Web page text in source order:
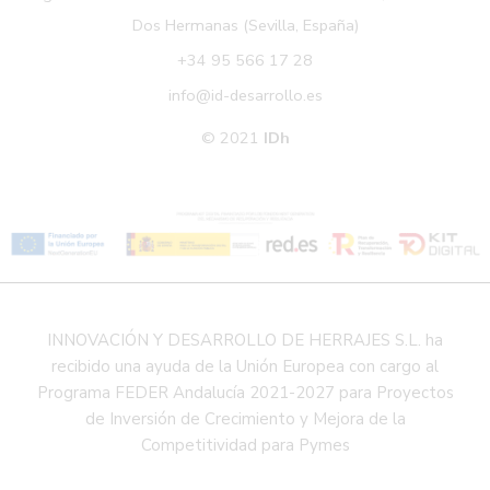
Dos Hermanas (Sevilla, España)
+34 95 566 17 28
info@id-desarrollo.es
© 2021 IDh
INNOVACIÓN Y DESARROLLO DE HERRAJES S.L. ha
recibido una ayuda de la Unión Europea con cargo al
Programa FEDER Andalucía 2021-2027 para Proyectos
de Inversión de Crecimiento y Mejora de la
Competitividad para Pymes